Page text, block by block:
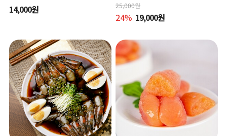
14,000원
씨한입게장
25,000원
24% 19,000원